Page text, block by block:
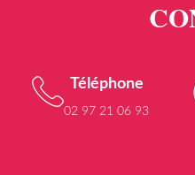
Téléphone
02 97 21 06 93